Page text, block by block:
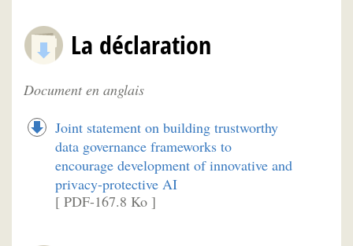
La déclaration
Document en anglais
Joint statement on building trustworthy
data governance frameworks to
encourage development of innovative and
privacy-protective AI
[ PDF-167.8 Ko ]